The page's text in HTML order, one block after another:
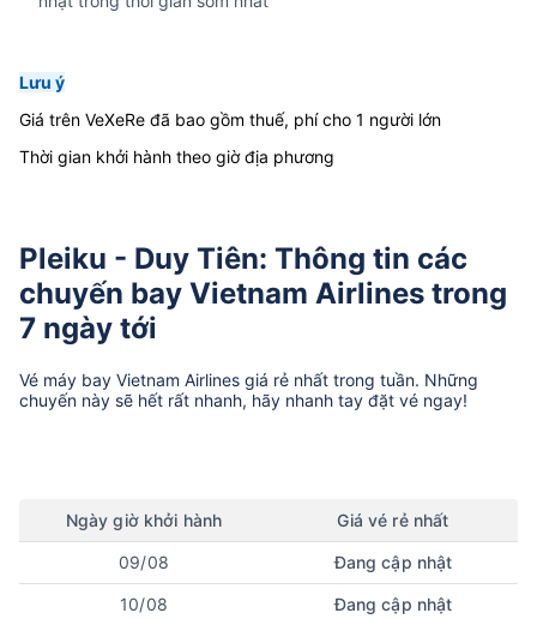
Lưu ý
Giá trên VeXeRe đã bao gồm thuế, phí cho 1 người lớn
Thời gian khởi hành theo giờ địa phương
Pleiku - Duy Tiên: Thông tin các
chuyến bay Vietnam Airlines trong
7 ngày tới
Vé máy bay Vietnam Airlines giá rẻ nhất trong tuần. Những
chuyến này sẽ hết rất nhanh, hãy nhanh tay đặt vé ngay!
Ngày giờ khởi hành Giá vé rẻ nhất
09/08 Đang cập nhật
10/08 Đang cập nhật